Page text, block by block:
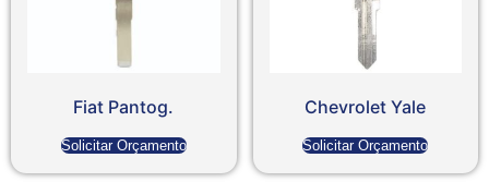
Fiat Pantog.
Solicitar Orçamento
Chevrolet Yale
Solicitar Orçamento